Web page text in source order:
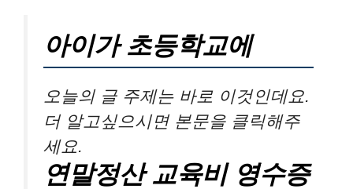
아이가 초등학교에
오늘의 글 주제는 바로 이것인데요.
더 알고싶으시면 본문을 클릭해주
세요.
연말정산 교육비 영수증